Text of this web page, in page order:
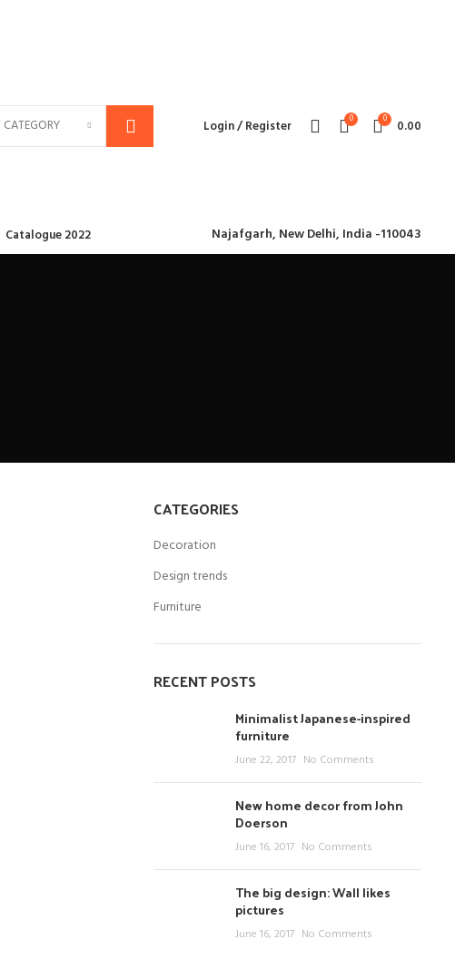
CATEGORY Login / Register 0 0 0.00
Catalogue 2022 Najafgarh, New Delhi, India -110043
CATEGORIES
Decoration
Design trends
Furniture
RECENT POSTS
Minimalist Japanese-inspired
furniture
June 22, 2017 No Comments
New home decor from John
Doerson
June 16, 2017 No Comments
The big design: Wall likes
pictures
June 16, 2017 No Comments